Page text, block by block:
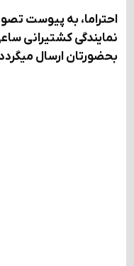
نمایندگی کشتیرانی
بحضورتان ارسال